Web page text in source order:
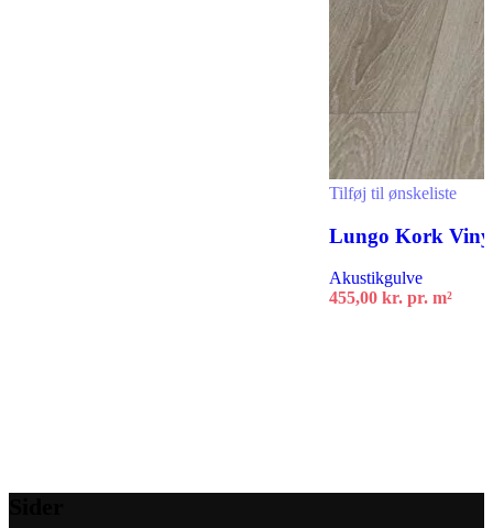
Tilføj til ønskeliste
Lungo Kork
Akustikgulve
455,00 kr. pr. m²